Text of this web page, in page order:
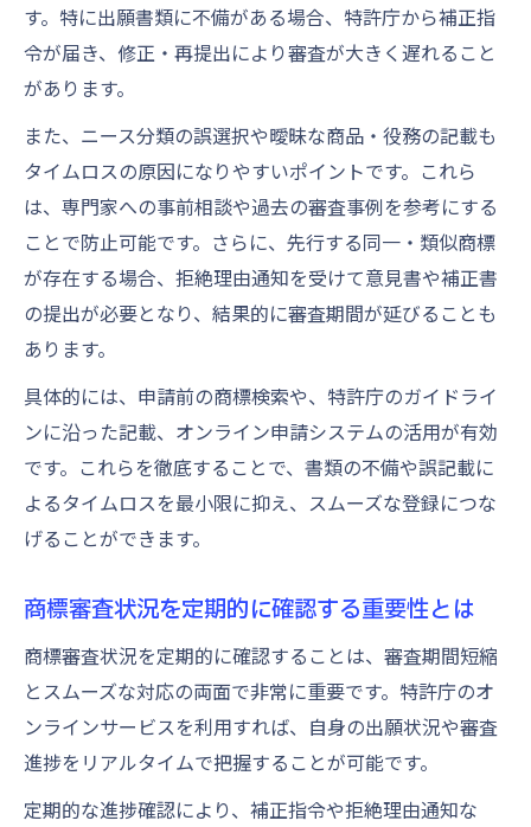
す。特に出願書類に不備がある場合、特許庁から補正指
令が届き、修正・再提出により審査が大きく遅れること
があります。
また、ニース分類の誤選択や曖昧な商品・役務の記載も
タイムロスの原因になりやすいポイントです。これら
は、専門家への事前相談や過去の審査事例を参考にする
ことで防止可能です。さらに、先行する同一・類似商標
が存在する場合、拒絶理由通知を受けて意見書や補正書
の提出が必要となり、結果的に審査期間が延びることも
あります。
具体的には、申請前の商標検索や、特許庁のガイドライ
ンに沿った記載、オンライン申請システムの活用が有効
です。これらを徹底することで、書類の不備や誤記載に
よるタイムロスを最小限に抑え、スムーズな登録につな
げることができます。
商標審査状況を定期的に確認する重要性とは
商標審査状況を定期的に確認することは、審査期間短縮
とスムーズな対応の両面で非常に重要です。特許庁のオ
ンラインサービスを利用すれば、自身の出願状況や審査
進捗をリアルタイムで把握することが可能です。
定期的な進捗確認により、補正指令や拒絶理由通知な